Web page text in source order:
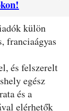
külön
franciaágyas
és felszerelt
egész
és a
elérhetők